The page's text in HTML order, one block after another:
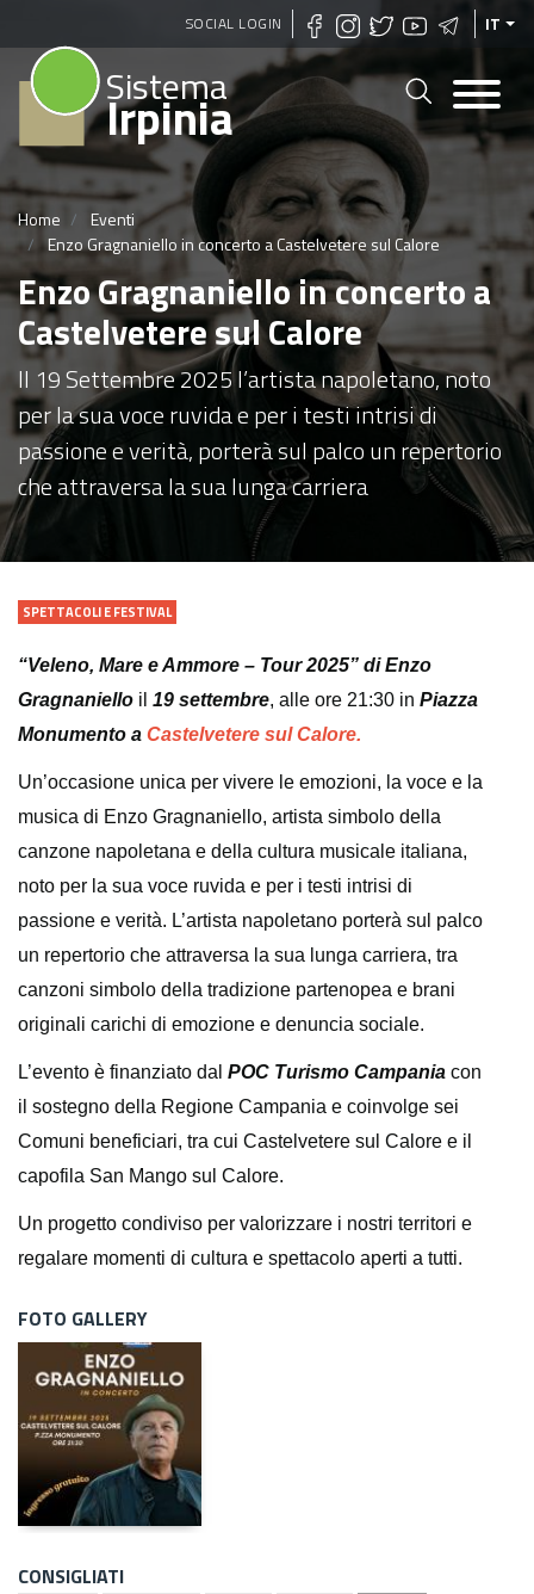
Salta
al
contenuto
principale
SOCIAL LOGIN IT
Sistema
Irpinia
Home
Eventi
Enzo Gragnaniello in concerto a Castelvetere sul Calore
Enzo Gragnaniello in concerto a
Castelvetere sul Calore
Il 19 Settembre 2025 l’artista napoletano, noto
per la sua voce ruvida e per i testi intrisi di
passione e verità, porterà sul palco un repertorio
che attraversa la sua lunga carriera
SPETTACOLI E FESTIVAL
“Veleno, Mare e Ammore – Tour 2025” di Enzo
Gragnaniello il 19 settembre, alle ore 21:30 in Piazza
Monumento a Castelvetere sul Calore.
Un’occasione unica per vivere le emozioni, la voce e la
musica di Enzo Gragnaniello, artista simbolo della
canzone napoletana e della cultura musicale italiana,
noto per la sua voce ruvida e per i testi intrisi di
passione e verità. L’artista napoletano porterà sul palco
un repertorio che attraversa la sua lunga carriera, tra
canzoni simbolo della tradizione partenopea e brani
originali carichi di emozione e denuncia sociale.
L’evento è finanziato dal POC Turismo Campania con
il sostegno della Regione Campania e coinvolge sei
Comuni beneficiari, tra cui Castelvetere sul Calore e il
capofila San Mango sul Calore.
Un progetto condiviso per valorizzare i nostri territori e
regalare momenti di cultura e spettacolo aperti a tutti.
FOTO GALLERY
CONSIGLIATI